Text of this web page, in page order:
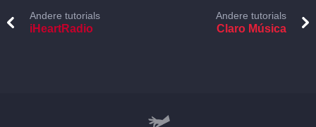
Andere tutorials
iHeartRadio
Andere tutorials
Claro Música